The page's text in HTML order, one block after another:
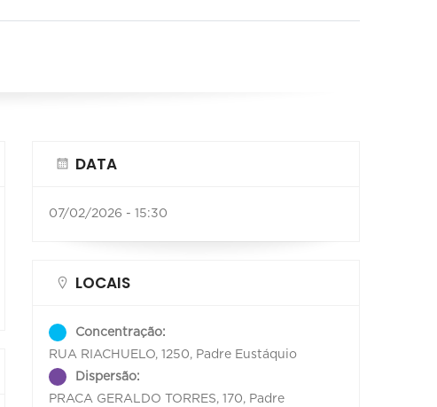
DATA
07/02/2026 - 15:30
LOCAIS
Concentração:
RUA RIACHUELO, 1250, Padre Eustáquio
Dispersão:
PRACA GERALDO TORRES, 170, Padre